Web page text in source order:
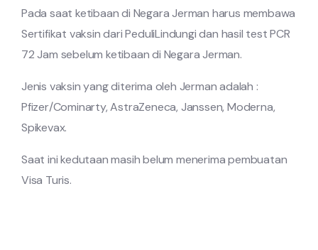
Pada saat ketibaan di Negara Jerman harus membawa
Sertifikat vaksin dari PeduliLindungi dan hasil test PCR
72 Jam sebelum ketibaan di Negara Jerman.
Jenis vaksin yang diterima oleh Jerman adalah :
Pfizer/Cominarty, AstraZeneca, Janssen, Moderna,
Spikevax.
Saat ini kedutaan masih belum menerima pembuatan
Visa Turis.